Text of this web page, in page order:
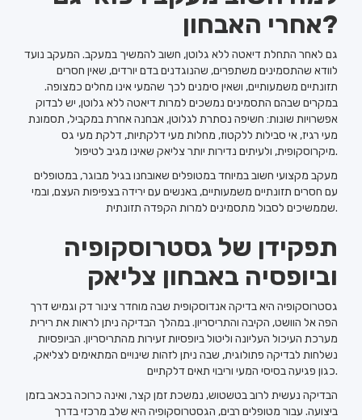
אחרי האבחון?
גם לאחר התחלת דיאטה ללא גלוטן, חשוב להמשיך במעקב. המעקב נועד
לוודא שהתסמינים משתפרים, שהנוגדנים בדם יורדים, שאין חסרים
תזונתיים משמעותיים, ושאין סימנים לכך שהמעי אינו מחלים כמצופה.
במקרים שבהם התסמינים נמשכים למרות דיאטה ללא גלוטן, יש לבדוק
אפשרויות שונות: חשיפה נסתרת לגלוטן, אבחנה אחרת במקביל, תסמונת
מעי רגיז, אי סבילות ללקטוז, מחלות מעי דלקתיות, דלקת מעי גס
מיקרוסקופית, ולעיתים נדירות יותר צליאק שאינו מגיב לטיפול.
מעקב מקצועי חשוב במיוחד במטופלים שאובחנו בגיל מבוגר, במטופלים
עם חסרים תזונתיים משמעותיים, באנשים עם ירידה בצפיפות העצם, ובמי
שממשיכים לסבול מתסמינים למרות הקפדה תזונתית.
תפקידן של גסטרוסקופיה
וביופסיה באבחון צליאק
גסטרוסקופיה היא בדיקה אנדוסקופית שבה מוחדר צינור דק וגמיש דרך
הפה אל הוושט, הקיבה והתריסריון. במהלך הבדיקה ניתן לראות את רירית
מערכת העיכול העליונה וליטול ביופסיות זעירות מהתריסריון. הביופסיות
נשלחות לבדיקה פתולוגית, שבה ניתן לזהות שינויים המתאימים לצליאק,
כגון פגיעה בסיסי המעי וריבוי תאים דלקתיים.
הבדיקה נעשית לרוב בטשטוש, נמשכת זמן קצר, ואינה כרוכה בכאב בזמן
ביצועה. עבור מטופלים רבים, הגסטרוסקופיה היא שלב מרכזי בדרך